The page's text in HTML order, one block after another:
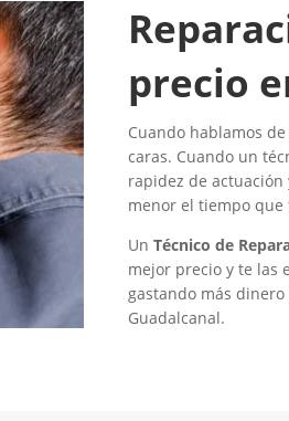
precio
Cuando hablamos de
caras. Cuando un
rapidez de
menor el tiempo
UnTécnico de
mejor precio y te las
gastando más
Guadalcanal.